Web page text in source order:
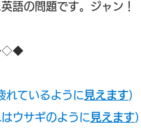
語の問題です。ジャン！
ているように 見えます）
ウサギのように 見えます）